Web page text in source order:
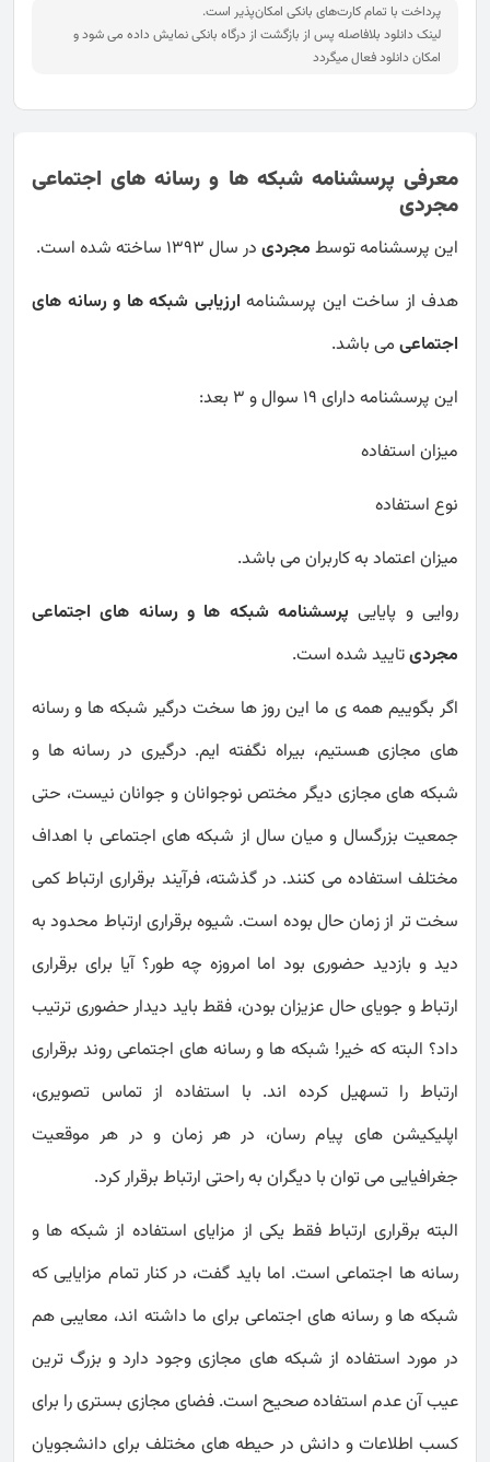
پرداخت با تمام کارت‌های بانکی امکان‌پذیر است.
لینک دانلود بلافاصله پس از بازگشت از درگاه بانکی نمایش داده می شود و
امکان دانلود فعال میگردد
معرفی پرسشنامه شبکه ها و رسانه های اجتماعی
مجردی
این پرسشنامه توسطمجردیدر سال 1393 ساخته شده است.
هدف از ساخت این پرسشنامه ارزیابی شبکه ها و رسانه های
اجتماعیمی باشد.
این پرسشنامه دارای 19 سوال و 3 بعد:
میزان استفاده
نوع استفاده
میزان اعتماد به کاربران می باشد.
روایی و پایایی پرسشنامه شبکه ها و رسانه های اجتماعی
مجردیتایید شده است.
اگر بگوییم همه ی ما این روز ها سخت درگیر شبکه ها و رسانه
های مجازی هستیم، بیراه نگفته ایم. درگیری در رسانه ها و
شبکه های مجازی دیگر مختص نوجوانان و جوانان نیست، حتی
جمعیت بزرگسال و میان سال از شبکه های اجتماعی با اهداف
مختلف استفاده می کنند. در گذشته، فرآیند برقراری ارتباط کمی
سخت تر از زمان حال بوده است. شیوه برقراری ارتباط محدود به
دید و بازدید حضوری بود اما امروزه چه طور؟ آیا برای برقراری
ارتباط و جویای حال عزیزان بودن، فقط باید دیدار حضوری ترتیب
داد؟ البته که خیر! شبکه ها و رسانه های اجتماعی روند برقراری
ارتباط را تسهیل کرده اند. با استفاده از تماس تصویری،
اپلیکیشن های پیام رسان، در هر زمان و در هر موقعیت
جغرافیایی می توان با دیگران به راحتی ارتباط برقرار کرد.
البته برقراری ارتباط فقط یکی از مزایای استفاده از شبکه ها و
رسانه ها اجتماعی است. اما باید گفت، در کنار تمام مزایایی که
شبکه ها و رسانه های اجتماعی برای ما داشته اند، معایبی هم
در مورد استفاده از شبکه های مجازی وجود دارد و بزرگ ترین
عیب آن عدم استفاده صحیح است. فضای مجازی بستری را برای
کسب اطلاعات و دانش در حیطه های مختلف برای دانشجویان